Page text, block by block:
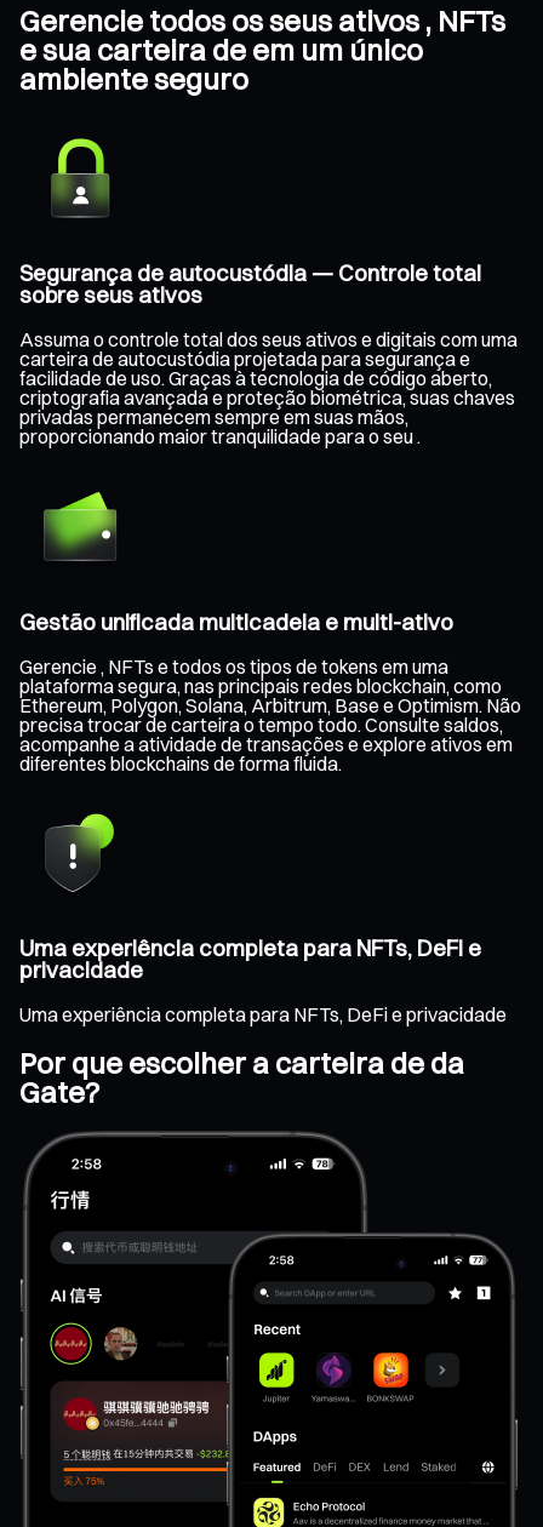
Gerencie todos os seus ativos , NFTs
e sua carteira de em um único
ambiente seguro
Segurança de autocustódia — Controle total
sobre seus ativos
Assuma o controle total dos seus ativos e digitais com uma
carteira de autocustódia projetada para segurança e
facilidade de uso. Graças à tecnologia de código aberto,
criptografia avançada e proteção biométrica, suas chaves
privadas permanecem sempre em suas mãos,
proporcionando maior tranquilidade para o seu .
Gestão unificada multicadeia e multi-ativo
Gerencie , NFTs e todos os tipos de tokens em uma
plataforma segura, nas principais redes blockchain, como
Ethereum, Polygon, Solana, Arbitrum, Base e Optimism. Não
precisa trocar de carteira o tempo todo. Consulte saldos,
acompanhe a atividade de transações e explore ativos em
diferentes blockchains de forma fluida.
Uma experiência completa para NFTs, DeFi e
privacidade
Uma experiência completa para NFTs, DeFi e privacidade
Por que escolher a carteira de da
Gate?